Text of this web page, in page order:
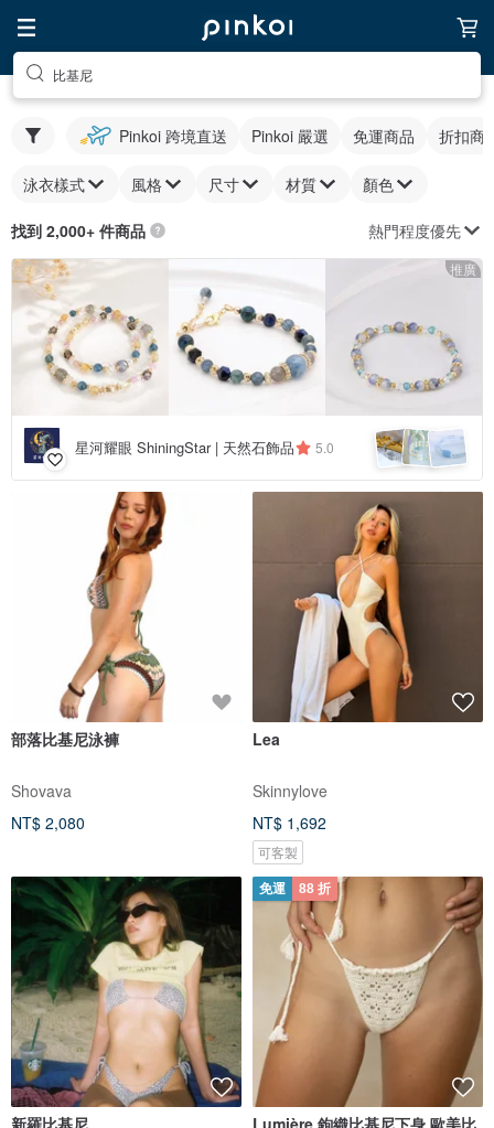
比基尼
Pinkoi 跨境直送 Pinkoi 嚴選 免運商品 折扣商
泳衣樣式 風格 尺寸 材質 顏色
找到 2,000+ 件商品 熱門程度優先
推廣
星河耀眼 ShiningStar | 天然石飾品 5.0
部落比基尼泳褲
Shovava
NT$ 2,080
Lea
Skinnylove
NT$ 1,692
可客製
新羅比基尼
免運 88 折
Lumière 鉤織比基尼下身 歐美比